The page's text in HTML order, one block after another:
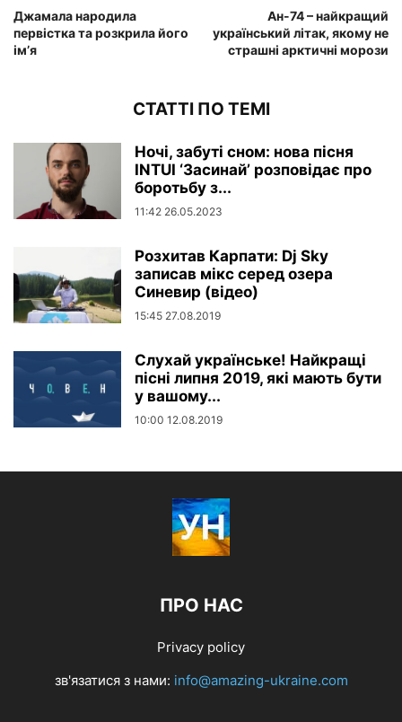
Джамала народила
первістка та розкрила його
ім’я
Ан-74 – найкращий
український літак, якому не
страшні арктичні морози
СТАТТІ ПО ТЕМІ
Ночі, забуті сном: нова пісня
INTUI ‘Засинай’ розповідає про
боротьбу з...
11:42 26.05.2023
Розхитав Карпати: Dj Sky
записав мікс серед озера
Синевир (відео)
15:45 27.08.2019
Слухай українське! Найкращі
пісні липня 2019, які мають бути
у вашому...
10:00 12.08.2019
ПРО НАС
Privacy policy
зв'язатися з нами: info@amazing-ukraine.com